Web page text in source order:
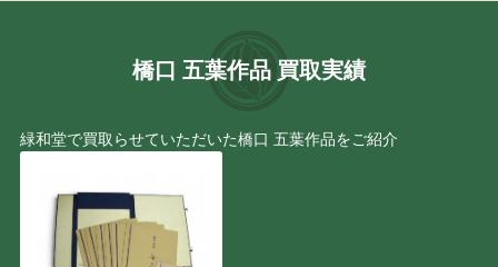
東郷 青児
橋口 五葉作品 買取実績
緑和堂で買取らせていただいた橋口 五葉作品をご紹介